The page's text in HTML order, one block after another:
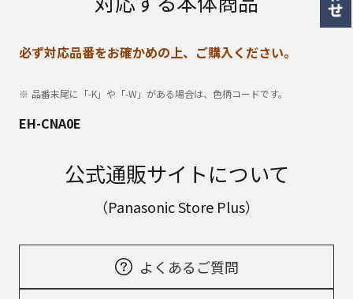
必ず対応品番をお確かめの上、ご購入ください。
品番末尾に「-K」や「-W」がある場合は、色柄コードです。
EH-CNA0E
公式通販サイトについて
（Panasonic Store Plus）
よくあるご質問